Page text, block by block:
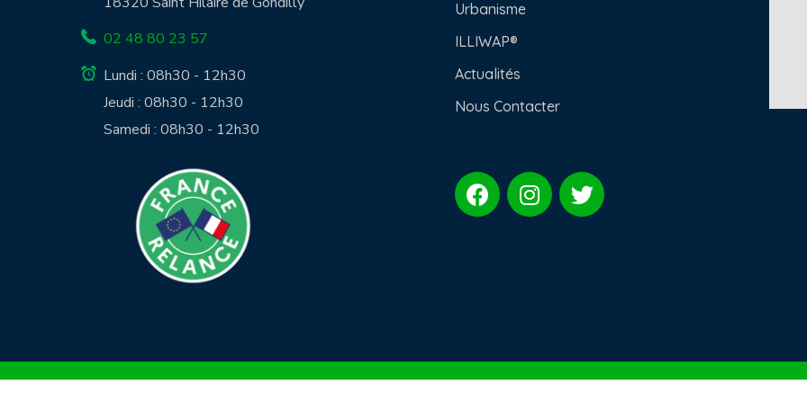
02 48 80 23 57
Lundi : 08h30 - 12h30
Jeudi : 08h30 - 12h30
Samedi : 08h30 - 12h30
Urbanisme
ILLIWAP®
Actualités
Nous Contacter